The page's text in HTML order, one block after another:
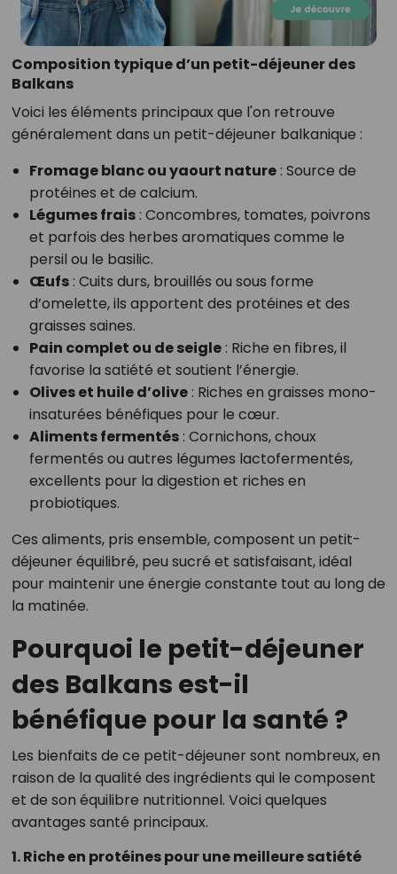
Composition typique d’un petit-déjeuner des
Balkans
Voici les éléments principaux que l'on retrouve
généralement dans un petit-déjeuner balkanique :
Fromage blanc ou yaourt nature: Source de
protéines et de calcium.
Légumes frais: Concombres, tomates, poivrons
et parfois des herbes aromatiques comme le
persil ou le basilic.
Œufs: Cuits durs, brouillés ou sous forme
d’omelette, ils apportent des protéines et des
graisses saines.
Pain complet ou de seigle: Riche en fibres, il
favorise la satiété et soutient l’énergie.
Olives et huile d’olive: Riches en graisses mono-
insaturées bénéfiques pour le cœur.
Aliments fermentés: Cornichons, choux
fermentés ou autres légumes lactofermentés,
excellents pour la digestion et riches en
probiotiques.
Ces aliments, pris ensemble, composent un petit-
déjeuner équilibré, peu sucré et satisfaisant, idéal
pour maintenir une énergie constante tout au long de
la matinée.
Pourquoi le petit-déjeuner
des Balkans est-il
bénéfique pour la santé ?
Les bienfaits de ce petit-déjeuner sont nombreux, en
raison de la qualité des ingrédients qui le composent
et de son équilibre nutritionnel. Voici quelques
avantages santé principaux.
1. Riche en protéines pour une meilleure satiété